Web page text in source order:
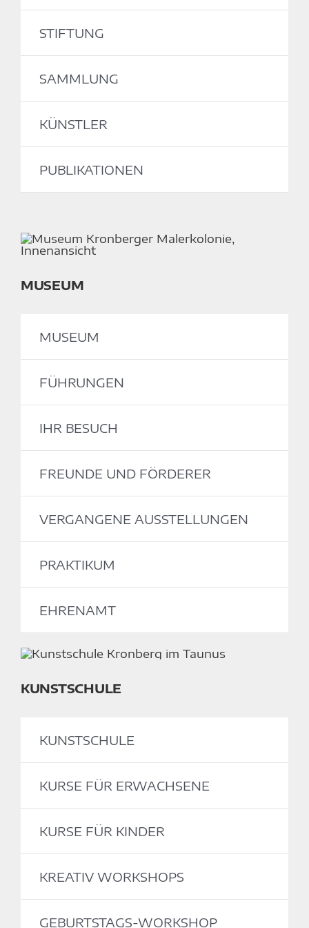
STIFTUNG
SAMMLUNG
KÜNSTLER
PUBLIKATIONEN
MUSEUM
MUSEUM
FÜHRUNGEN
IHR BESUCH
FREUNDE UND FÖRDERER
VERGANGENE AUSSTELLUNGEN
PRAKTIKUM
EHRENAMT
KUNSTSCHULE
KUNSTSCHULE
KURSE FÜR ERWACHSENE
KURSE FÜR KINDER
KREATIV WORKSHOPS
GEBURTSTAGS-WORKSHOP